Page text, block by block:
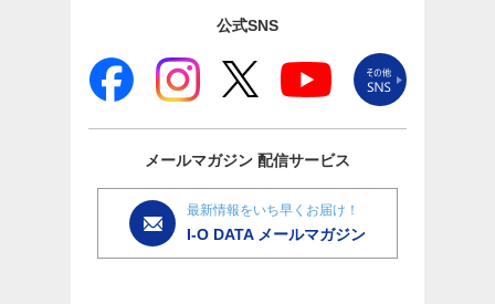
公式SNS
メールマガジン 配信サービス
最新情報をいち早くお届け！
I-O DATA メールマガジン